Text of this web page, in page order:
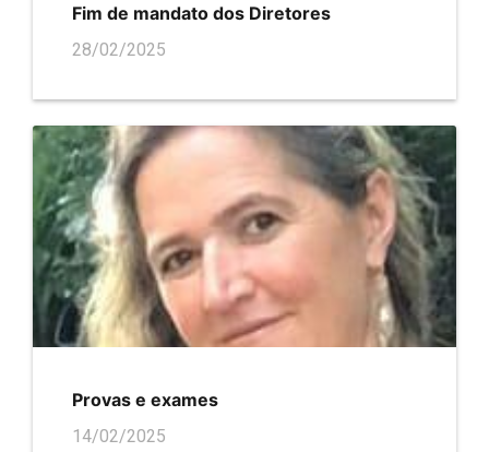
Fim de mandato dos Diretores
28/02/2025
Provas e exames
14/02/2025